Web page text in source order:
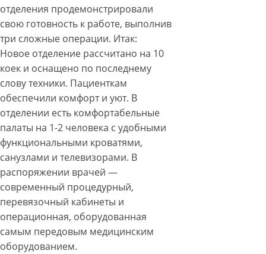
отделения продемонстрировали
свою готовность к работе, выполнив
три сложные операции. Итак:
Новое отделение рассчитано на 10
коек и оснащено по последнему
слову техники. Пациенткам
обеспечили комфорт и уют. В
отделении есть комфортабельные
палаты на 1-2 человека с удобными
функциональными кроватями,
санузлами и телевизорами. В
распоряжении врачей —
современный процедурный,
перевязочный кабинеты и
операционная, оборудованная
самым передовым медицинским
оборудованием.